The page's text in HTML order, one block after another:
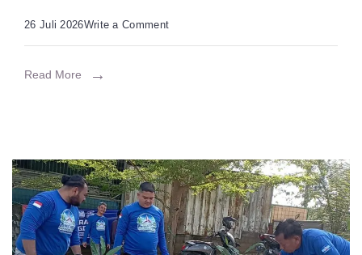
26 Juli 2026Write a Commenton
Peringatan
Bibit
Mangrove
Jadi
Napas
Read More